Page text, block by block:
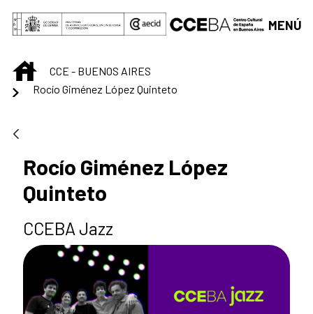
Saltar al contenido principal
MENÚ
INICIOCCE - BUENOS AIRES
Rocío Giménez López Quinteto
Rocío Giménez López
Quinteto
CCEBA Jazz